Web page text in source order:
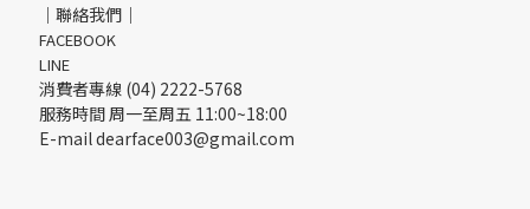
｜聯絡我們｜
FACEBOOK
LINE
消費者專線 (04) 2222-5768
服務時間 周一至周五 11:00~18:00
E-mail dearface003@gmail.com